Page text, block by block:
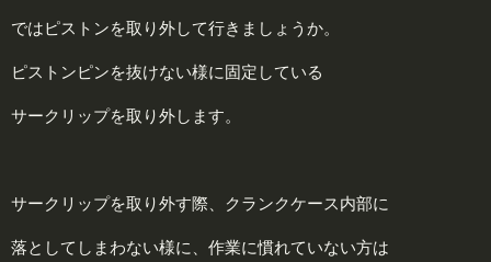
ではピストンを取り外して行きましょうか。
ピストンピンを抜けない様に固定している
サークリップを取り外します。
サークリップを取り外す際、クランクケース内部に
落としてしまわない様に、作業に慣れていない方は